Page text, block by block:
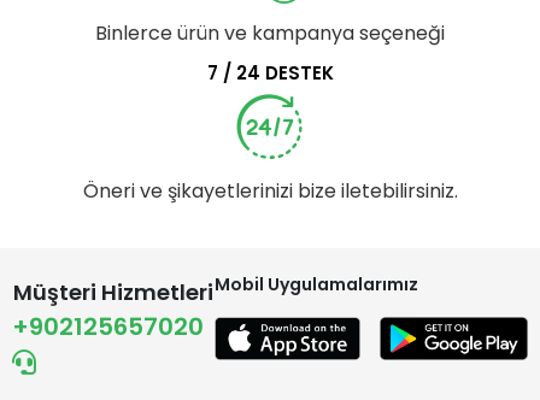
Binlerce ürün ve kampanya seçeneği
7 / 24 DESTEK
Öneri ve şikayetlerinizi bize iletebilirsiniz.
Müşteri Hizmetleri
+902125657020
Mobil Uygulamalarımız